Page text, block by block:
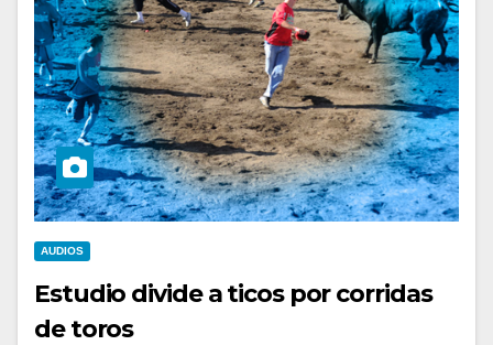
AUDIOS
Estudio divide a ticos por corridas
de toros